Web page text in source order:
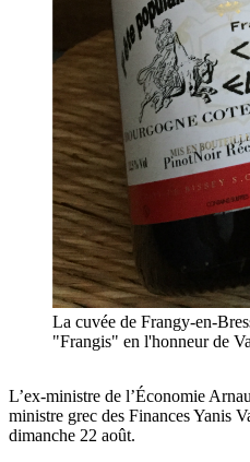
La cuvée de Frangy-en-
"Frangis" en l'honneur de
L’ex-ministre de l’Économie
ministre grec des Finances Yanis
dimanche 22 août.